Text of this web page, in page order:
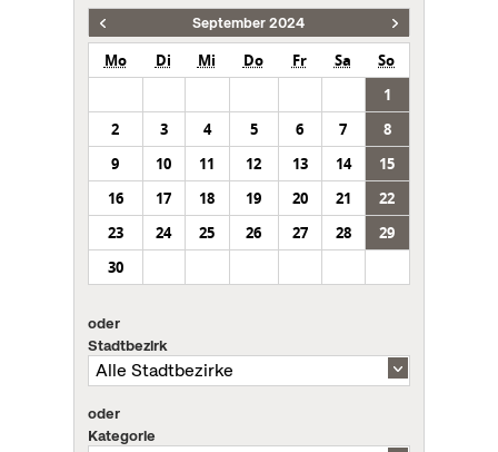
September 2024
Mo Di Mi Do Fr Sa
So
1
2
3 4 5 6 7
8
9
10 11 12 13 14
15
16
17 18 19 20 21
22
23
24 25 26 27 28
29
30
oder
Stadtbezirk
oder
Kategorie